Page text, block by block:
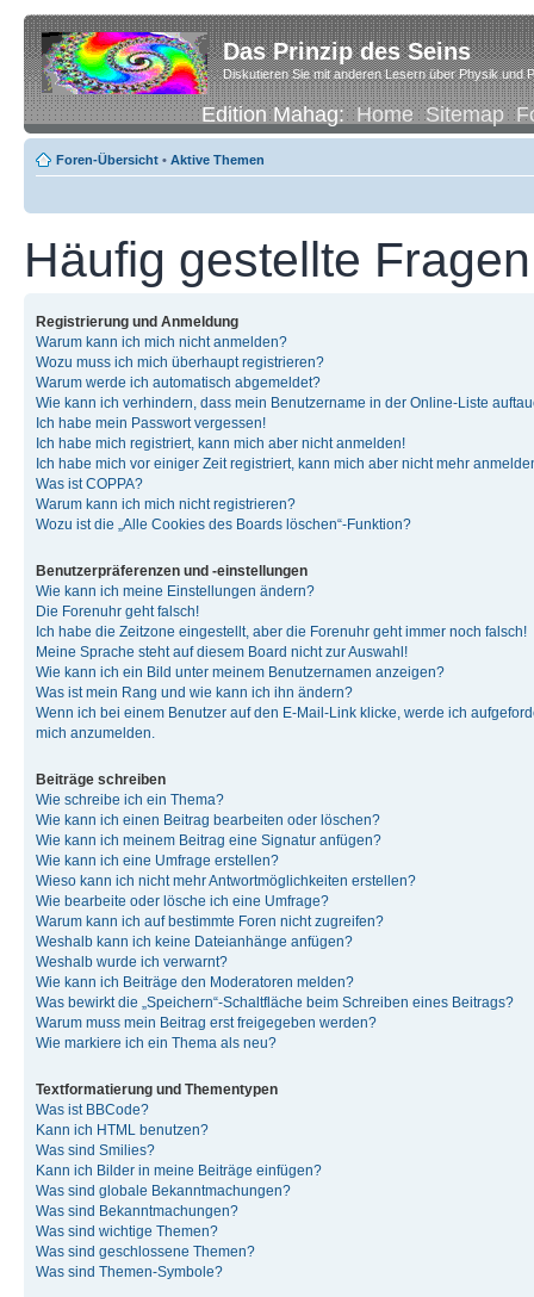
Das Prinzip des Seins
Diskutieren Sie mit anderen Lesern über Physik und
Edition Mahag:Home Sitemap
Foren-Übersicht • Aktive Themen
Häufig gestellte Fragen
Registrierung und Anmeldung
Warum kann ich mich nicht anmelden?
Wozu muss ich mich überhaupt registrieren?
Warum werde ich automatisch abgemeldet?
Wie kann ich verhindern, dass mein Benutzername in der Online-Liste
Ich habe mein Passwort vergessen!
Ich habe mich registriert, kann mich aber nicht anmelden!
Ich habe mich vor einiger Zeit registriert, kann mich aber nicht mehr
Was ist COPPA?
Warum kann ich mich nicht registrieren?
Wozu ist die „Alle Cookies des Boards löschen“-Funktion?
Benutzerpräferenzen und -einstellungen
Wie kann ich meine Einstellungen ändern?
Die Forenuhr geht falsch!
Ich habe die Zeitzone eingestellt, aber die Forenuhr geht immer noch falsch!
Meine Sprache steht auf diesem Board nicht zur Auswahl!
Wie kann ich ein Bild unter meinem Benutzernamen anzeigen?
Was ist mein Rang und wie kann ich ihn ändern?
Wenn ich bei einem Benutzer auf den E-Mail-Link klicke, werde ich
mich anzumelden.
Beiträge schreiben
Wie schreibe ich ein Thema?
Wie kann ich einen Beitrag bearbeiten oder löschen?
Wie kann ich meinem Beitrag eine Signatur anfügen?
Wie kann ich eine Umfrage erstellen?
Wieso kann ich nicht mehr Antwortmöglichkeiten erstellen?
Wie bearbeite oder lösche ich eine Umfrage?
Warum kann ich auf bestimmte Foren nicht zugreifen?
Weshalb kann ich keine Dateianhänge anfügen?
Weshalb wurde ich verwarnt?
Wie kann ich Beiträge den Moderatoren melden?
Was bewirkt die „Speichern“-Schaltfläche beim Schreiben eines Beitrags?
Warum muss mein Beitrag erst freigegeben werden?
Wie markiere ich ein Thema als neu?
Textformatierung und Thementypen
Was ist BBCode?
Kann ich HTML benutzen?
Was sind Smilies?
Kann ich Bilder in meine Beiträge einfügen?
Was sind globale Bekanntmachungen?
Was sind Bekanntmachungen?
Was sind wichtige Themen?
Was sind geschlossene Themen?
Was sind Themen-Symbole?